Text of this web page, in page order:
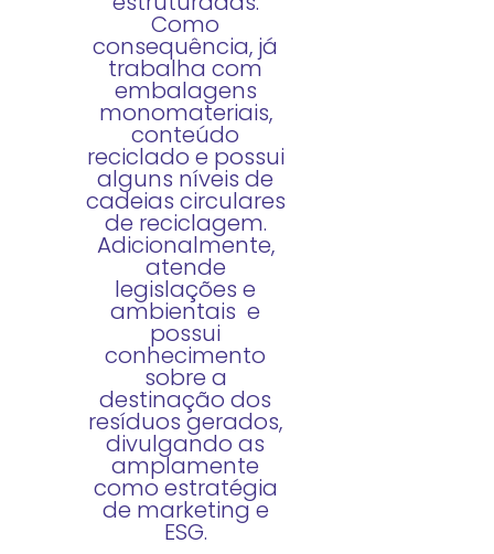
Como
consequência, já
trabalha com
embalagens
monomateriais,
conteúdo
reciclado e possui
alguns níveis de
cadeias circulares
de reciclagem.
Adicionalmente,
atende
legislações e
ambientais e
possui
conhecimento
sobre a
destinação dos
resíduos gerados,
divulgando as
amplamente
como estratégia
de marketing e
ESG.